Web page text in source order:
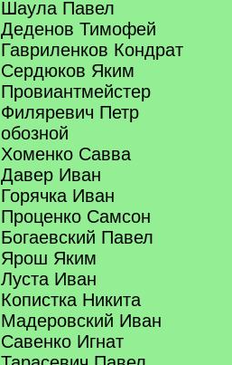
Шаула Павел
Деденов Тимофей
Гавриленков Кондрат
Сердюков Яким
Провиантмейстер
Филяревич Петр
обозной
Хоменко Савва
Давер Иван
Горячка Иван
Проценко Самсон
Богаевский Павел
Ярош Яким
Луста Иван
Копистка Никита
Мадеровский Иван
Савенко Игнат